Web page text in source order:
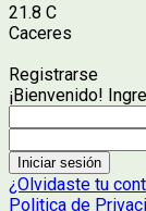
21.8 C
Caceres
Registrarse
¡Bienvenido!
¿Olvidaste tu
Politica de